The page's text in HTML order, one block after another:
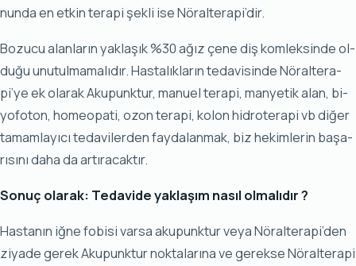
nun­da en et­kin te­ra­pi şek­li ise Nö­ral­te­ra­pi’dir.
Bo­zu­cu alan­la­rın yak­la­şık %30 ağız çe­ne diş kom­lek­sin­de ol­
du­ğu unu­tul­ma­ma­lı­dır. Has­ta­lık­la­rın te­da­vi­sin­de Nö­ral­te­ra­
pi’ye ek ola­rak Aku­punk­tur, ma­nu­el te­ra­pi, man­ye­tik alan, bi­
yo­fo­ton, ho­me­opa­ti, ozon te­ra­pi, ko­lon hid­ro­te­ra­pi vb di­ğer
ta­mam­la­yı­cı te­da­vi­ler­den fay­da­lan­mak, biz he­kim­le­rin ba­şa­
rı­sı­nı da­ha da ar­tı­ra­cak­tır.
So­nuç ola­rak: Te­da­vi­de yak­la­şım na­sıl ol­ma­lı­dır ?
Has­ta­nın iğ­ne fo­bi­si var­sa aku­punk­tur ve­ya Nö­ral­te­ra­pi’den
zi­ya­de ge­rek Aku­punk­tur nok­ta­la­rı­na ve ge­rek­se Nö­ral­te­ra­pi